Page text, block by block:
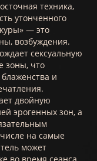
техника,
утонченного
— это
возбуждения.
сексуальную
зоны, что
блаженства и
двойную
эрогенных зон, а
на самые
может